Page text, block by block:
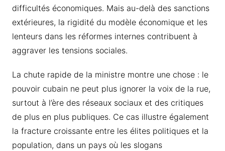
difficultés économiques. Mais au-delà des sanctions
extérieures, la rigidité du modèle économique et les
lenteurs dans les réformes internes contribuent à
aggraver les tensions sociales.
La chute rapide de la ministre montre une chose : le
pouvoir cubain ne peut plus ignorer la voix de la rue,
surtout à l’ère des réseaux sociaux et des critiques
de plus en plus publiques. Ce cas illustre également
la fracture croissante entre les élites politiques et la
population, dans un pays où les slogans